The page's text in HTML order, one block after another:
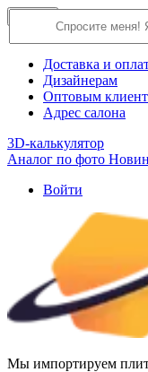
О компании
Доставка и
Дизайнерам
Оптовым
Адрес салона
3D-калькулятор
Аналог по фото
Войти
Мы импортируем